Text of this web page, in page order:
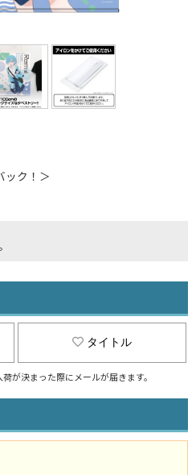
ック！＞
タイトル
が決まった際にメールが届きます。